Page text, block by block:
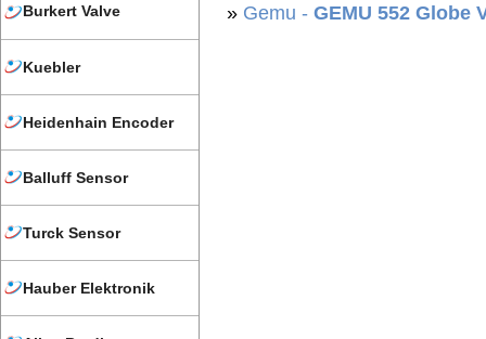
Burkert Valve
Kuebler
Heidenhain Encoder
Balluff Sensor
Turck Sensor
Hauber Elektronik
» Gemu - GEMU 552 Globe